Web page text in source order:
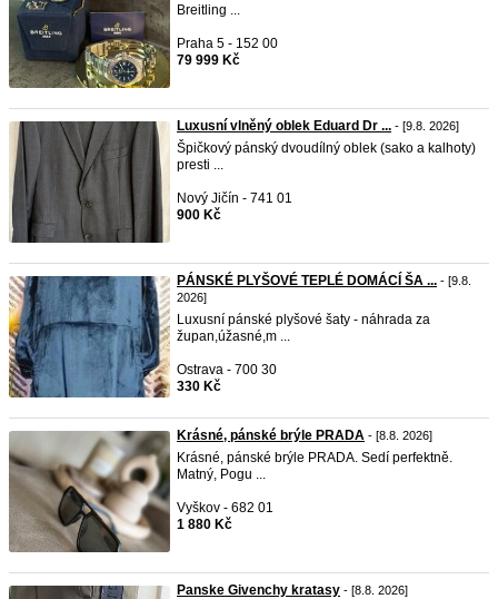
Breitling ...
Praha 5 - 152 00
79 999 Kč
Luxusní vlněný oblek Eduard Dr ... - [9.8. 2026]
Špičkový pánský dvoudílný oblek (sako a kalhoty)
presti ...
Nový Jičín - 741 01
900 Kč
PÁNSKÉ PLYŠOVÉ TEPLÉ DOMÁCÍ ŠA ... - [9.8.
2026]
Luxusní pánské plyšové šaty - náhrada za
župan,úžasné,m ...
Ostrava - 700 30
330 Kč
Krásné, pánské brýle PRADA - [8.8. 2026]
Krásné, pánské brýle PRADA. Sedí perfektně.
Matný, Pogu ...
Vyškov - 682 01
1 880 Kč
Panske Givenchy kratasy - [8.8. 2026]